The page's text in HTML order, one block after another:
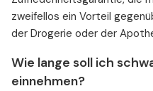
zweifellos ein Vorteil
der Drogerie oder der
Wie lange soll ich
einnehmen?